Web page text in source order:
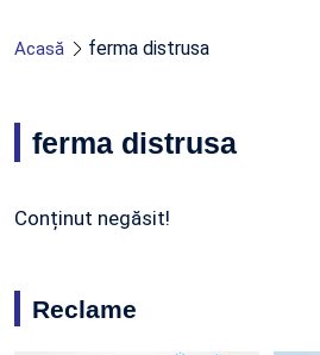
Acasă ferma distrusa
ferma distrusa
Conținut negăsit!
Reclame